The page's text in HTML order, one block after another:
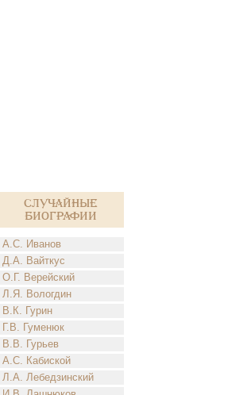
Случайные
биографии
А.С. Иванов
Д.А. Вайткус
О.Г. Верейский
Л.Я. Вологдин
В.К. Гурин
Г.В. Гуменюк
В.В. Гурьев
А.С. Кабиской
Л.А. Лебедзинский